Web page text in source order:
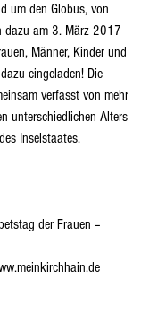
um den Globus, von
dazu am 3. März 2017
Männer, Kinder und
eingeladen! Die
verfasst von mehr
unterschiedlichen Alters
Inselstaates.
der Frauen –